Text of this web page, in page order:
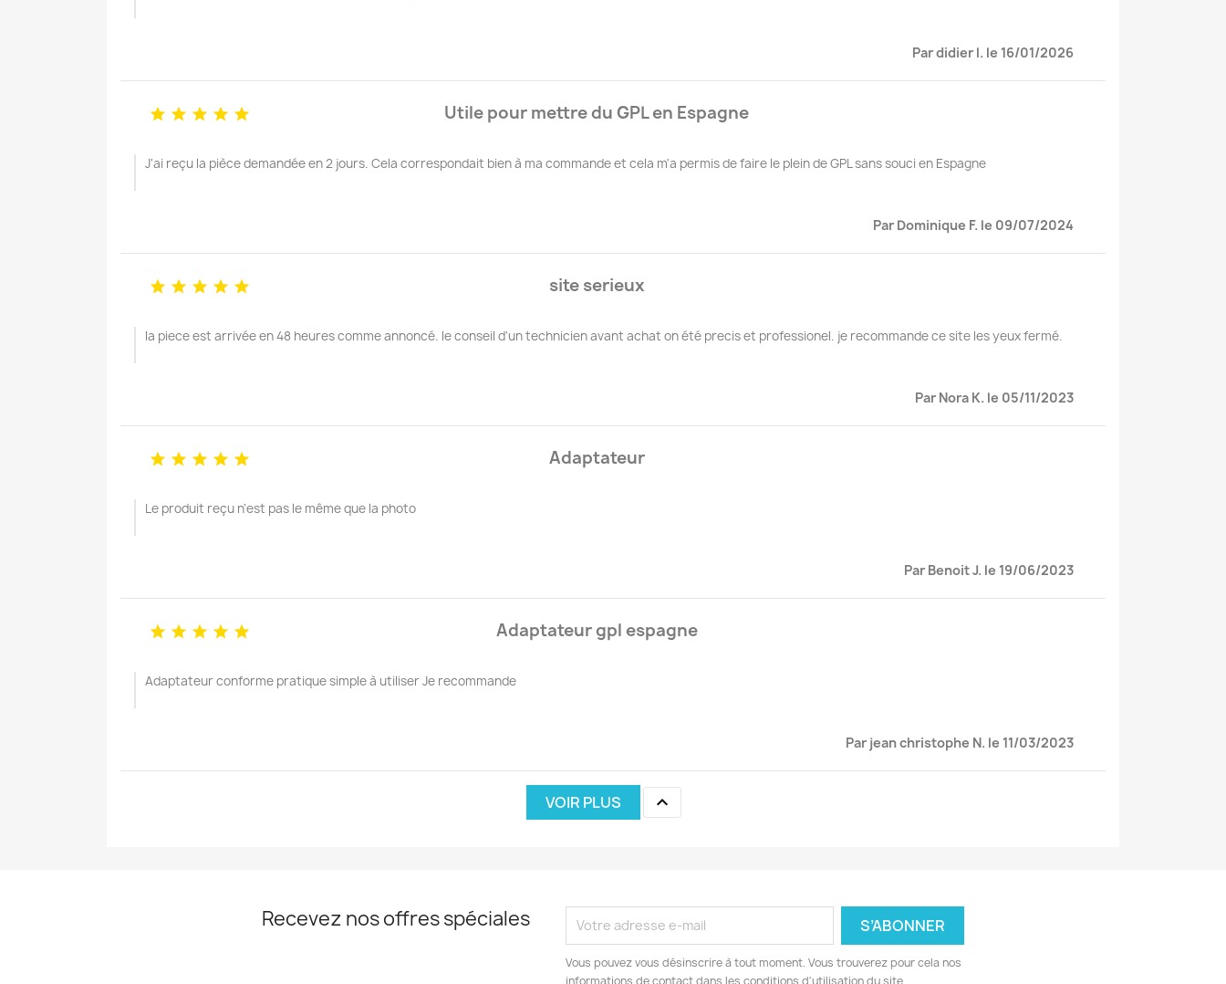
Par didier l. le 16/01/2026
     Utile pour mettre du GPL en Espagne
J'ai reçu la pièce demandée en 2 jours. Cela correspondait bien à ma commande et cela m'a permis de faire le plein de GPL sans souci en Espagne
Par Dominique F. le 09/07/2024
     site serieux
la piece est arrivée en 48 heures comme annoncé. le conseil d'un technicien avant achat on été precis et professionel. je recommande ce site les yeux fermé.
Par Nora K. le 05/11/2023
     Adaptateur
Le produit reçu n’est pas le même que la photo
Par Benoit J. le 19/06/2023
     Adaptateur gpl espagne
Adaptateur conforme pratique simple à utiliser Je recommande
Par jean christophe N. le 11/03/2023
VOIR PLUS 
Recevez nos offres spéciales
Vous pouvez vous désinscrire à tout moment. Vous trouverez pour cela nos
informations de contact dans les conditions d'utilisation du site.